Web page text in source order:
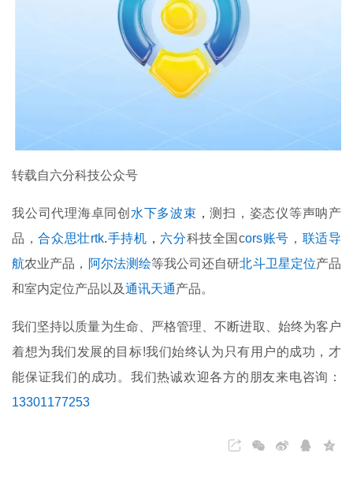
转载自六分科技公众号
我公司代理海卓同创 水下多波束 ，测扫，姿态仪等声呐产
品，合众思壮rtk.手持机 ， 六分科技全国cors账号 ， 联适导
航农业产品， 阿尔法测绘等我公司还自研北斗卫星定位产品
和室内定位产品以及通讯天通产品。
我们坚持以质量为生命、严格管理、不断进取、始终为客户
着想为我们发展的目标!我们始终认为只有用户的成功，才
能保证我们的成功。我们热诚欢迎各方的朋友来电咨询：
13301177253